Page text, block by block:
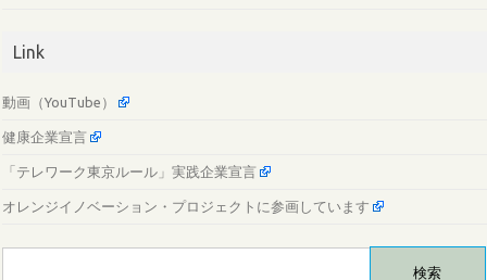
Link
動画（YouTube）
健康企業宣言
「テレワーク東京ルール」実践企業宣言
オレンジイノベーション・プロジェクトに参画しています